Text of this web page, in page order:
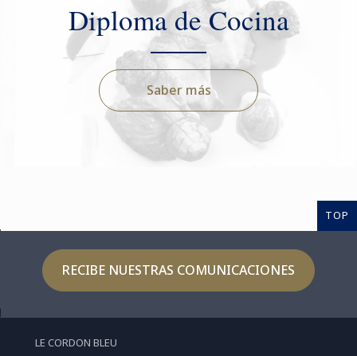
Diploma de Cocina
Saber más
TOP
RECIBE NUESTRAS COMUNICACIONES
LE CORDON BLEU